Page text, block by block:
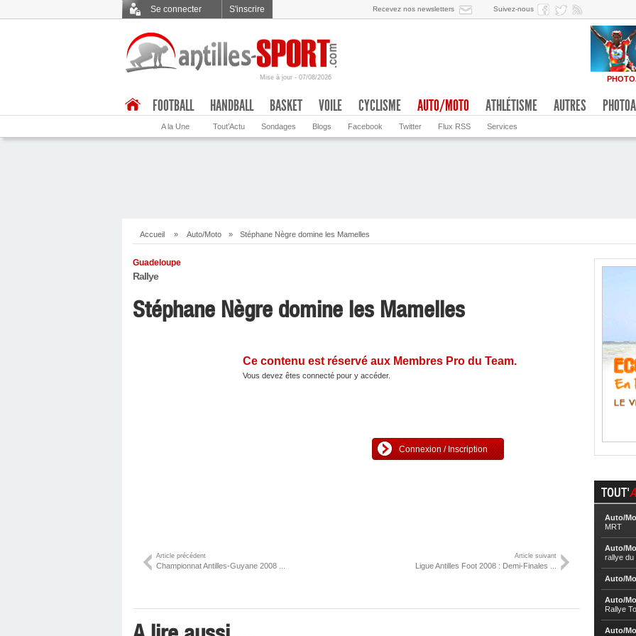
Se connecter S'inscrire Recevez nos newsletters Suivez-nous
Mise à jour - 07/08/2026
A la Une Tout’Actu Sondages Blogs Facebook Twitter Flux RSS Services
FOOTBALL HANDBALL BASKET VOILE CYCLISME AUTO/MOTO ATHLÉTISME AUTRES
Accueil » Auto/Moto » Stéphane Nègre domine les Mamelles
Guadeloupe
Rallye
Stéphane Nègre domine les Mamelles
Ce contenu est réservé aux Membres Pro du Team.
Vous devez êtes connecté pour y accéder.
Connexion / Inscription
Article précédent
Championnat Antilles-Guyane 2008 ...
Article suivant
Ligue Antilles Foot 2008 : Demi-Finales ...
TOUT'
Auto/
MRT
Auto/
rallye du
Auto/
Auto/
Rallye
Auto/